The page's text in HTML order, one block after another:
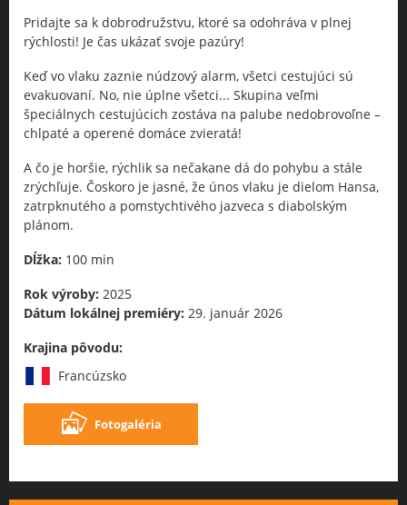
Pridajte sa k dobrodružstvu, ktoré sa odohráva v plnej
rýchlosti! Je čas ukázať svoje pazúry!
Keď vo vlaku zaznie núdzový alarm, všetci cestujúci sú
evakuovaní. No, nie úplne všetci... Skupina veľmi
špeciálnych cestujúcich zostáva na palube nedobrovoľne –
chlpaté a operené domáce zvieratá!
A čo je horšie, rýchlik sa nečakane dá do pohybu a stále
zrýchľuje. Čoskoro je jasné, že únos vlaku je dielom Hansa,
zatrpknutého a pomstychtivého jazveca s diabolským
plánom.
Dĺžka: 100 min
Rok výroby: 2025
Dátum lokálnej premiéry: 29. január 2026
Krajina pôvodu:
Francúzsko
Fotogaléria